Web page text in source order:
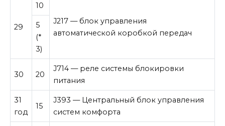
29
10
J217 — блок управления
автоматической коробкой передач
5
(*
3)
30 20
J714 — реле системы блокировки
питания
31
год
15
J393 — Центральный блок управления
систем комфорта